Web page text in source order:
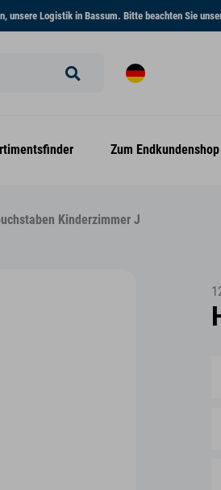
unsere Logistik in Bassum. Bitte beachten Sie
Zum Endkundenshop
Kinderzimmer J